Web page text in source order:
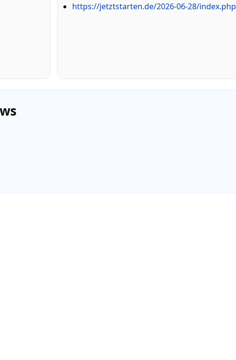
https://jetztstarten.de/2026-06-28/index.php